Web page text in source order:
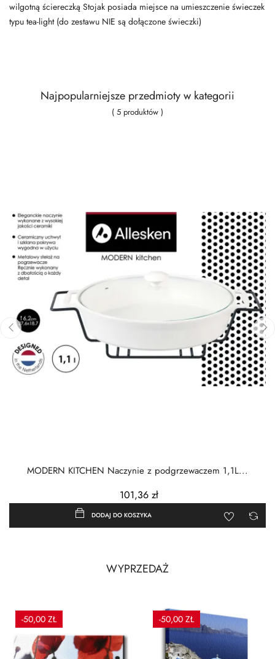
wilgotną ściereczką Stojak posiada miejsce na umieszczenie świeczek
typu tea-light (do zestawu NIE są dołączone świeczki)
Najpopularniejsze przedmioty w kategorii
( 5 produktów )
MODERN KITCHEN Naczynie z podgrzewaczem 1,1L...
101,36 zł
DODAJ DO KOSZYKA
›
WYPRZEDAŻ
-50,00 ZŁ -50,00 ZŁ